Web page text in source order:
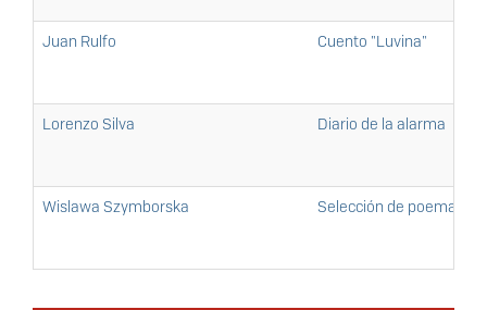
Juan Rulfo Cuento "Luvina"
Lorenzo Silva Diario de la alarma
Wislawa Szymborska Selección de poemas